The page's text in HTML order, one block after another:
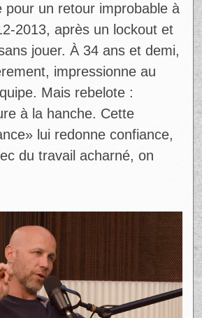
pour un retour improbable à
2013, après un lockout et
jouer. À 34 ans et demi,
impressionne au
Mais rebelote :
à la hanche. Cette
lui redonne confiance,
du travail acharné, on